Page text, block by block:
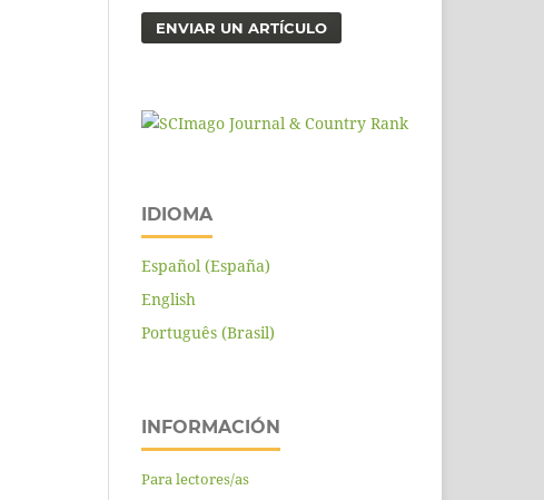
ENVIAR UN ARTÍCULO
IDIOMA
Español (España)
English
Português (Brasil)
INFORMACIÓN
Para lectores/as